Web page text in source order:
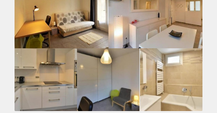
Gedeelde woonkamer: Nee
Huisgenoten: Nee
Geslacht huisgenoten: N.v.t.